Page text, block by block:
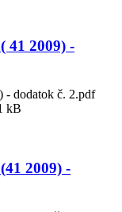
41 2009) -
- dodatok č. 2.pdf
kB
2009) -